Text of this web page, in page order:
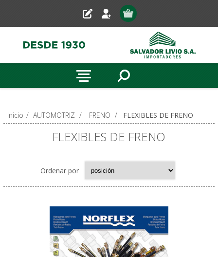
Inicio / AUTOMOTRIZ / FRENO / FLEXIBLES DE FRENO
FLEXIBLES DE FRENO
Ordenar por